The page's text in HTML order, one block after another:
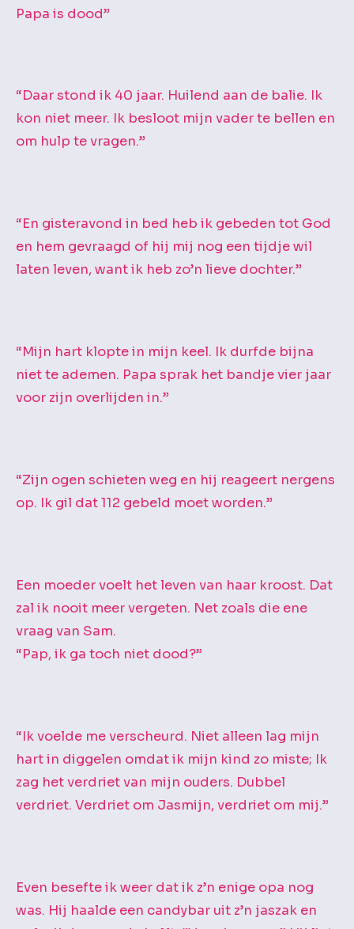
Papa is dood”
“Daar stond ik 40 jaar. Huilend aan de balie. Ik
kon niet meer. Ik besloot mijn vader te bellen en
om hulp te vragen.”
“En gisteravond in bed heb ik gebeden tot God
en hem gevraagd of hij mij nog een tijdje wil
laten leven, want ik heb zo’n lieve dochter.”
“Mijn hart klopte in mijn keel. Ik durfde bijna
niet te ademen. Papa sprak het bandje vier jaar
voor zijn overlijden in.”
“Zijn ogen schieten weg en hij reageert nergens
op. Ik gil dat 112 gebeld moet worden.”
Een moeder voelt het leven van haar kroost. Dat
zal ik nooit meer vergeten. Net zoals die ene
vraag van Sam.
“Pap, ik ga toch niet dood?”
“Ik voelde me verscheurd. Niet alleen lag mijn
hart in diggelen omdat ik mijn kind zo miste; Ik
zag het verdriet van mijn ouders. Dubbel
verdriet. Verdriet om Jasmijn, verdriet om mij.”
Even besefte ik weer dat ik z’n enige opa nog
was. Hij haalde een candybar uit z’n jaszak en